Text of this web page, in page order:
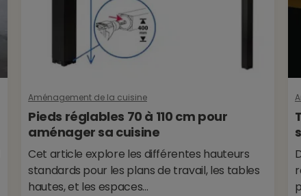
Aménagement de la cuisine
Pieds réglables 70 à 110 cm pour
aménager sa cuisine
Cet article explore les différentes hauteurs
standards pour les plans de travail, les tables
hautes, et les espaces...